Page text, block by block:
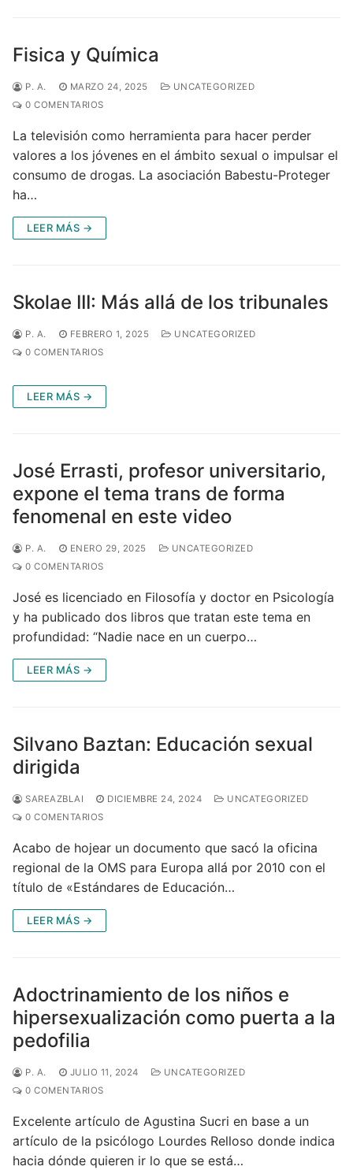
Fisica y Química
P. A. MARZO 24, 2025
UNCATEGORIZED
0 COMENTARIOS
La televisión como herramienta para hacer perder
valores a los jóvenes en el ámbito sexual o impulsar el
consumo de drogas. La asociación Babestu-Proteger
ha…
LEER MÁS →
Skolae III: Más allá de los tribunales
P. A. FEBRERO 1, 2025
UNCATEGORIZED
0 COMENTARIOS
LEER MÁS →
José Errasti, profesor universitario,
expone el tema trans de forma
fenomenal en este video
P. A. ENERO 29, 2025
UNCATEGORIZED
0 COMENTARIOS
José es licenciado en Filosofía y doctor en Psicología
y ha publicado dos libros que tratan este tema en
profundidad: “Nadie nace en un cuerpo…
LEER MÁS →
Silvano Baztan: Educación sexual
dirigida
SAREAZBLAI DICIEMBRE 24, 2024
UNCATEGORIZED
0 COMENTARIOS
Acabo de hojear un documento que sacó la oficina
regional de la OMS para Europa allá por 2010 con el
título de «Estándares de Educación…
LEER MÁS →
Adoctrinamiento de los niños e
hipersexualización como puerta a la
pedofilia
P. A. JULIO 11, 2024
UNCATEGORIZED
0 COMENTARIOS
Excelente artículo de Agustina Sucri en base a un
artículo de la psicólogo Lourdes Relloso donde indica
hacia dónde quieren ir lo que se está…